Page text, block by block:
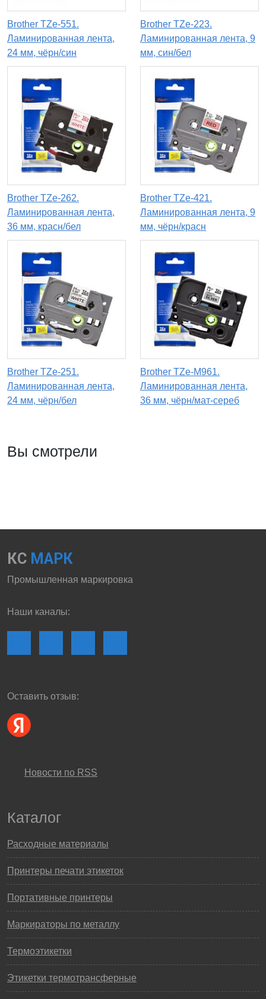
Brother TZe-551.
Ламинированная лента,
24 мм, чёрн/син
Brother TZe-223.
Ламинированная лента, 9
мм, син/бел
Brother TZe-262.
Ламинированная лента,
36 мм, красн/бел
Brother TZe-421.
Ламинированная лента, 9
мм, чёрн/красн
Brother TZe-251.
Ламинированная лента,
24 мм, чёрн/бел
Brother TZe-M961.
Ламинированная лента,
36 мм, чёрн/мат-сереб
Вы смотрели
КС МАРК
Промышленная маркировка
Наши каналы:
Оставить отзыв:
Новости по RSS
Каталог
Расходные материалы
Принтеры печати этикеток
Портативные принтеры
Маркираторы по металлу
Термоэтикетки
Этикетки термотрансферные